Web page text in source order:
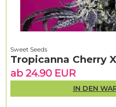
Sweet Seeds
Tropicanna Cherry
ab 24.90 EUR
IN DEN